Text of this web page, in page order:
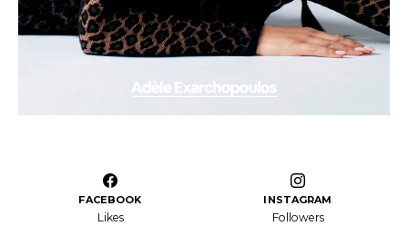
FACEBOOK
Likes
INSTAGRAM
Followers